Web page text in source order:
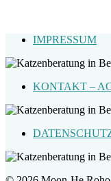
IMPRESSUM
KONTAKT –